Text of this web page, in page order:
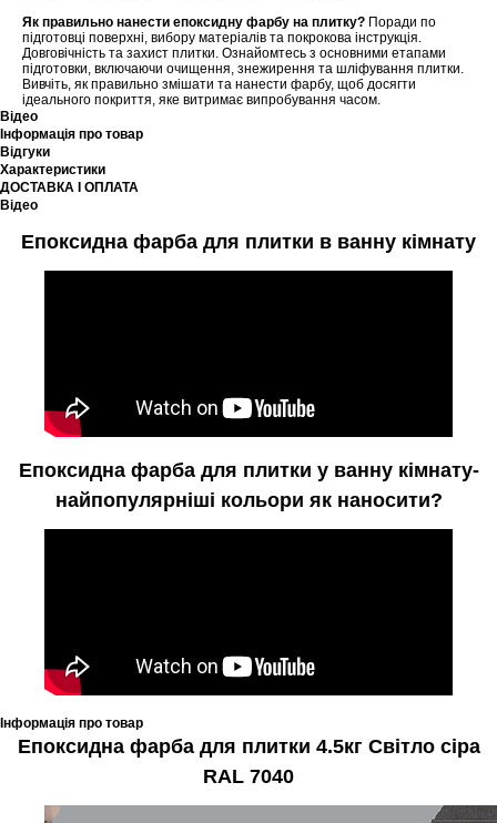
Як правильно нанести епоксидну фарбу на плитку? Поради по
підготовці поверхні, вибору матеріалів та покрокова інструкція.
Довговічність та захист плитки. Ознайомтесь з основними етапами
підготовки, включаючи очищення, знежирення та шліфування плитки.
Вивчіть, як правильно змішати та нанести фарбу, щоб досягти
ідеального покриття, яке витримає випробування часом.
Відео
Інформація про товар
Відгуки
Характеристики
ДОСТАВКА І ОПЛАТА
Відео
Епоксидна фарба для плитки в ванну кімнату
Епоксидна фарба для плитки у ванну кімнату-
найпопулярніші кольори як наносити?
Інформація про товар
Епоксидна фарба для плитки 4.5кг Світло сіра
RAL 7040